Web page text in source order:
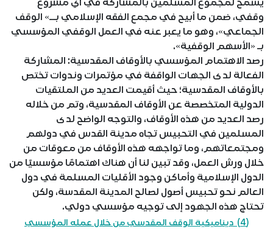
يسمح لمجموع المسلمين بالمشاركة في أي مشروع
وقفي، ضمن ما أبيح في مجمع الفقه الإسلامي بــ» الوقف
الجماعي»، وهو ما يعبر عنه في العمل الوقفي المؤسسي
بـ «الأسهم الوقفية».
رصد الاهتمام المؤسسي بالأوقاف المقدسية: المشاركة
الفعالة لدى الجهات الواقفة في مؤتمرات وندوات تختص
بالأوقاف المقدسية؛ حيث أقيمت العديد من الملتقيات
الدولية المتخصصة عن الأوقاف المقدسية، وتم من خلاله
رصد العديد من هذه الأوقاف، والتوجه الواضح لدى
المسلمين في التحبيس تجاه مدينة القدس في دولهم
ومجتمعاتهم، وما تواجهه هذه الأوقاف من معوقات من
خلال ورش العمل، وقد تبين لنا أن هناك اهتمامًا مؤسسيًا من
الدول الإسلامية وأماكن وجود الأقليات المسلمة في دول
العالم نحو تحبيس أصول لصالح المدينة المقدسة، ولكن
تحتاج هذه الجهود إلى توجيه مؤسسي دولي.
(4) ديناميكية الوقف المقدسي من خلال عمله المؤسسي